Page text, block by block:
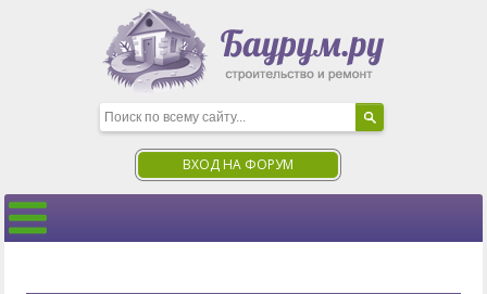
ВХОД НА ФОРУМ